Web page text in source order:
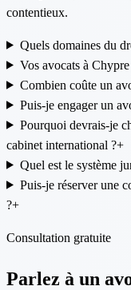
contentieux.
Quels domaines du
Vos avocats à
Combien coûte un
Puis-je engager un
Pourquoi devrais-je
cabinet international ?+
Quel est le système
Puis-je réserver une
?+
Consultation gratuite
Parlez à un